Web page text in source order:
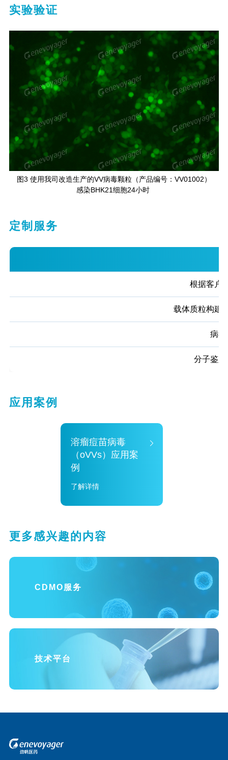
实验验证
图3 使用我司改造生产的VV病毒颗粒（产品编号：VV01002）
感染BHK21细胞24小时
定制服务
根据客户
载体质粒构建
病
分子鉴
应用案例
溶瘤痘苗病毒
（oVVs）应用案
例
了解详情
更多感兴趣的内容
CDMO服务
技术平台